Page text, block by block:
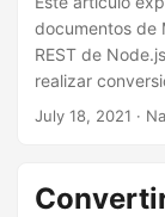
documentos de
REST de
realizar
July 18, 2021 ·